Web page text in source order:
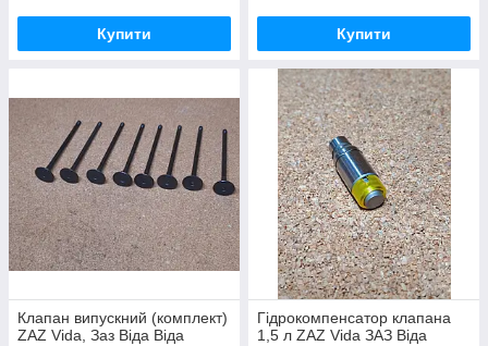
Купити Купити
Клапан випускний (комплект)
ZAZ Vida, Заз Віда Віда
Гідрокомпенсатор клапана
1,5 л ZAZ Vida ЗАЗ Віда